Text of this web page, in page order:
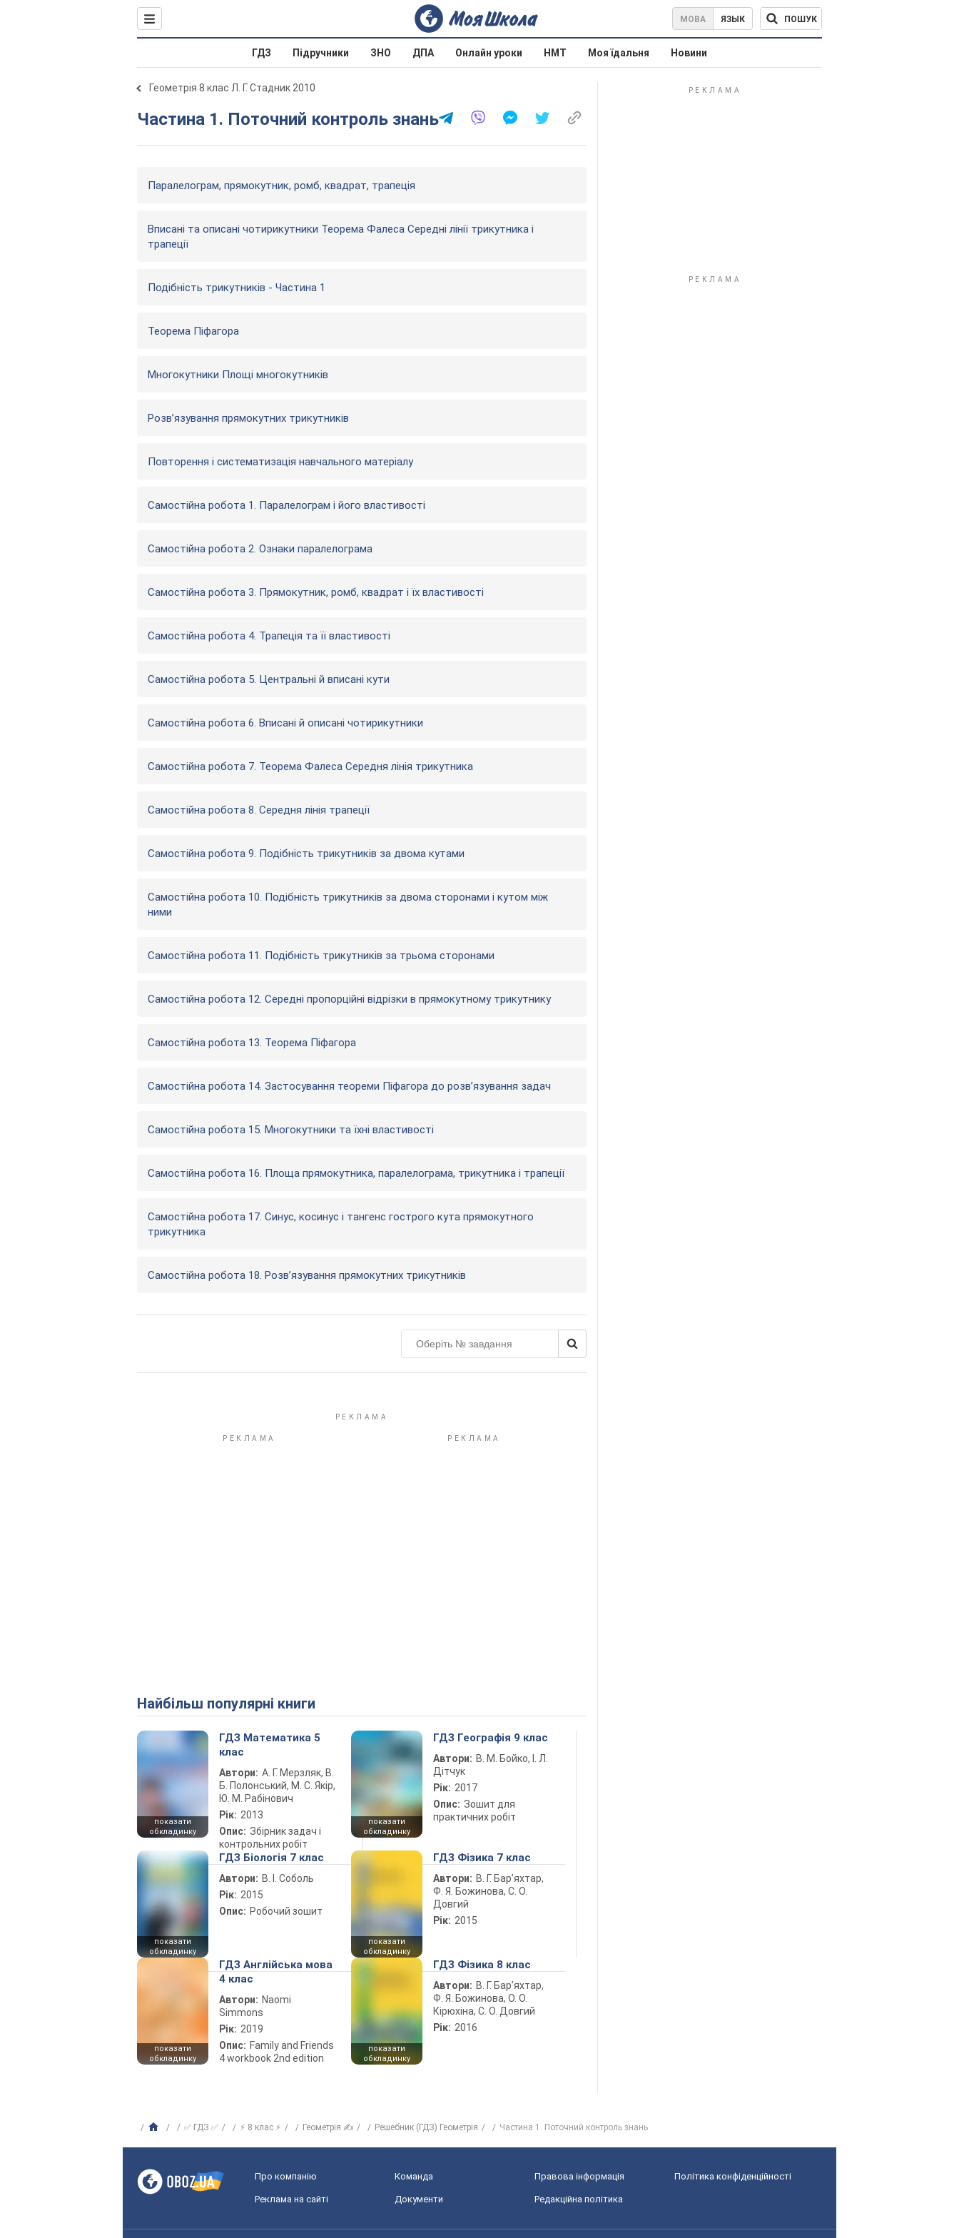
МОВА ЯЗЫК ПОШУК
ГДЗ Підручники ЗНО ДПА Онлайн уроки НМТ Моя їдальня Новини
Геометрія 8 клас Л. Г. Стадник 2010
Частина 1. Поточний контроль знань
Паралелограм, прямокутник, ромб, квадрат, трапеція
Вписані та описані чотирикутники Теорема Фалеса Середні лінії трикутника і
трапеції
Подібність трикутників - Частина 1
Теорема Піфагора
Многокутники Площі многокутників
Розв’язування прямокутних трикутників
Повторення і систематизація навчального матеріалу
Самостійна робота 1. Паралелограм і його властивості
Самостійна робота 2. Ознаки паралелограма
Самостійна робота 3. Прямокутник, ромб, квадрат і їх властивості
Самостійна робота 4. Трапеція та її властивості
Самостійна робота 5. Центральні й вписані кути
Самостійна робота 6. Вписані й описані чотирикутники
Самостійна робота 7. Теорема Фалеса Середня лінія трикутника
Самостійна робота 8. Середня лінія трапеції
Самостійна робота 9. Подібність трикутників за двома кутами
Самостійна робота 10. Подібність трикутників за двома сторонами і кутом між
ними
Самостійна робота 11. Подібність трикутників за трьома сторонами
Самостійна робота 12. Середні пропорційні відрізки в прямокутному трикутнику
Самостійна робота 13. Теорема Піфагора
Самостійна робота 14. Застосування теореми Піфагора до розв’язування задач
Самостійна робота 15. Многокутники та їхні властивості
Самостійна робота 16. Площа прямокутника, паралелограма, трикутника і трапеції
Самостійна робота 17. Синус, косинус і тангенс гострого кута прямокутного
трикутника
Самостійна робота 18. Розв’язування прямокутних трикутників
Найбільш популярні книги
показати
обкладинку
ГДЗ Математика 5
клас
Автори: А. Г. Мерзляк, В.
Б. Полонський, М. С. Якір,
Ю. М. Рабінович
Рік: 2013
Опис: Збірник задач і
контрольних робіт
показати
обкладинку
ГДЗ Географія 9 клас
Автори: В. М. Бойко, І. Л.
Дітчук
Рік: 2017
Опис: Зошит для
практичних робіт
показати
обкладинку
ГДЗ Біологія 7 клас
Автори: В. І. Соболь
Рік: 2015
Опис: Робочий зошит
показати
обкладинку
ГДЗ Фізика 7 клас
Автори: В. Г. Бар’яхтар,
Ф. Я. Божинова, С. О.
Довгий
Рік: 2015
показати
обкладинку
ГДЗ Англійська мова
4 клас
Автори: Naomi
Simmons
Рік: 2019
Опис: Family and Friends
4 workbook 2nd edition
показати
обкладинку
ГДЗ Фізика 8 клас
Автори: В. Г. Бар’яхтар,
Ф. Я. Божинова, О. О.
Кірюхіна, С. О. Довгий
Рік: 2016
✅ ГДЗ ✅ ⚡ 8 клас ⚡ Геометрія ✍ Решебник (ГДЗ) Геометрія Частина 1. Поточний контроль знань
Про компанію Команда Правова інформація Політика конфіденційності
Реклама на сайті Документи Редакційна політика